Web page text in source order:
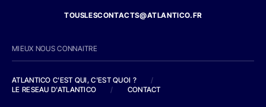
TOUSLESCONTACTS@ATLANTICO.FR
MIEUX NOUS CONNAITRE
ATLANTICO C'EST QUI, C'EST QUOI ?
/
LE RESEAU D'ATLANTICO
/ CONTACT